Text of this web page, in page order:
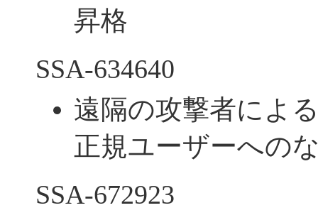
昇格
SSA-634640
遠隔の攻撃者によ
正規ユーザーへの
SSA-672923